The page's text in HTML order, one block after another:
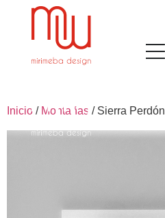
Inicio / Montañas / Sierra Perdón